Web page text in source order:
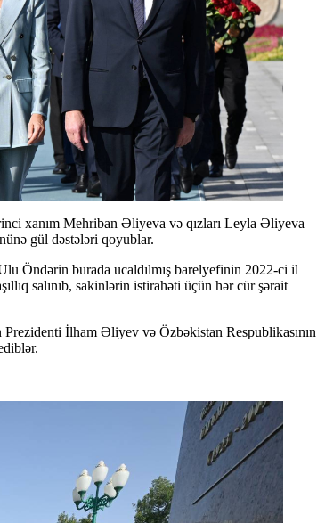
gül dəstələri qoyublar.
Öndərin burada ucaldılmış barelyefinin 2022-ci il
salınıb, sakinlərin istirahəti üçün hər cür şərait
İlham Əliyev və Özbəkistan Respublikasının